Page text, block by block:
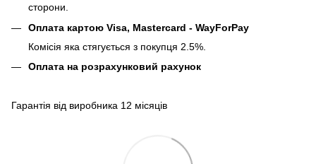
сторони.
Оплата картою Visa, Mastercard - WayForPay
Комісія яка стягується з покупця 2.5%.
Оплата на розрахунковий рахунок
Гарантія від виробника 12 місяців